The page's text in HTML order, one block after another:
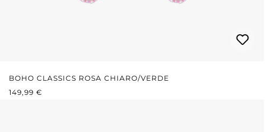
BOHO CLASSICS ROSA CHIARO/VERDE
PREZZO NORMALE:
149,99 €